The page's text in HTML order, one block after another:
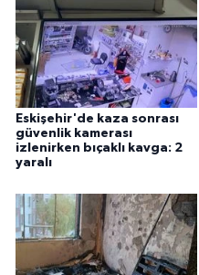
Eskişehir'de kaza sonrası
güvenlik kamerası
izlenirken bıçaklı kavga: 2
yaralı